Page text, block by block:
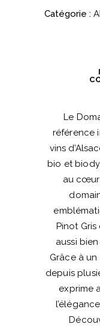
Domaine
Catégorie :
Le
référence
vins
bio et
au cœur
Pinot
aussi
Grâce à
depuis
exprime